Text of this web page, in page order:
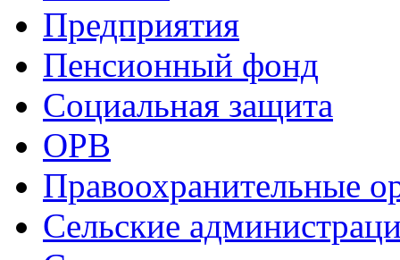
Предприятия
Пенсионный фонд
Социальная защита
ОРВ
Правоохранительные
Сельские